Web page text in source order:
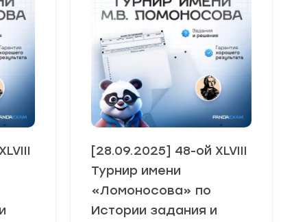
[28.09.2025] 48-ой XLVIII
Турнир имени
«Ломоносова» по
Истории задания и